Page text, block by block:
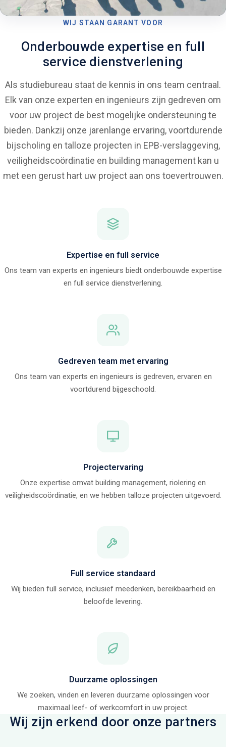
WIJ STAAN GARANT VOOR
Onderbouwde expertise en full
service dienstverlening
Als studiebureau staat de kennis in ons team centraal.
Elk van onze experten en ingenieurs zijn gedreven om
voor uw project de best mogelijke ondersteuning te
bieden. Dankzij onze jarenlange ervaring, voortdurende
bijscholing en talloze projecten in EPB-verslaggeving,
veiligheidscoördinatie en building management kan u
met een gerust hart uw project aan ons toevertrouwen.
Expertise en full service
Ons team van experts en ingenieurs biedt onderbouwde expertise
en full service dienstverlening.
Gedreven team met ervaring
Ons team van experts en ingenieurs is gedreven, ervaren en
voortdurend bijgeschoold.
Projectervaring
Onze expertise omvat building management, riolering en
veiligheidscoördinatie, en we hebben talloze projecten uitgevoerd.
Full service standaard
Wij bieden full service, inclusief meedenken, bereikbaarheid en
beloofde levering.
Duurzame oplossingen
We zoeken, vinden en leveren duurzame oplossingen voor
maximaal leef- of werkcomfort in uw project.
Wij zijn erkend door onze partners